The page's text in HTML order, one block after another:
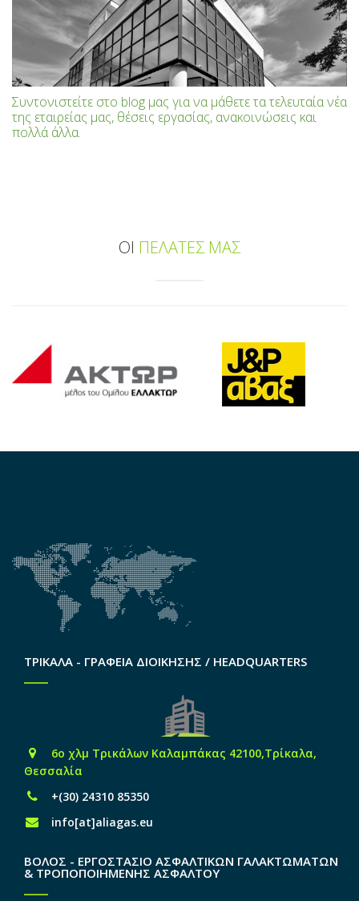
Συντονιστείτε στο blog μας για να μάθετε τα τελευταία νέα
της εταιρείας μας, θέσεις εργασίας, ανακοινώσεις και
πολλά άλλα.
ΟΙ ΠΕΛΑΤΕΣ ΜΑΣ
ΤΡΙΚΑΛΑ - ΓΡΑΦΕΙΑ ΔΙΟΙΚΗΣΗΣ / HEADQUARTERS
6o χλμ Τρικάλων Καλαμπάκας 42100,Τρίκαλα,
Θεσσαλία
+(30) 24310 85350
info[at]aliagas.eu
ΒΟΛΟΣ - ΕΡΓΟΣΤΑΣΙΟ ΑΣΦΑΛΤΙΚΩΝ ΓΑΛΑΚΤΩΜΑΤΩΝ
& ΤΡΟΠΟΠΟΙΗΜΕΝΗΣ ΑΣΦΑΛΤΟΥ